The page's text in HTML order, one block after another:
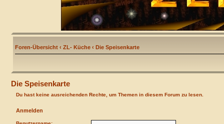
Foren-Übersicht ‹ ZL- Küche ‹ Die Speisenkarte
Die Speisenkarte
Du hast keine ausreichenden Rechte, um Themen in diesem Forum zu lesen.
Anmelden